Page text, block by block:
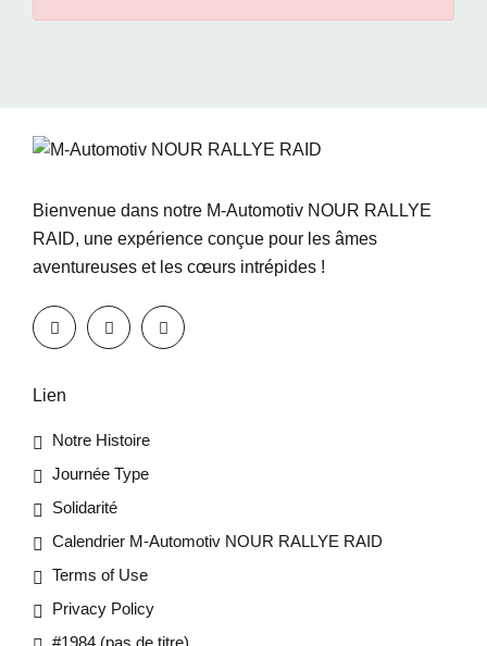
Bienvenue dans notre M-Automotiv NOUR RALLYE
RAID, une expérience conçue pour les âmes
aventureuses et les cœurs intrépides !
Lien
Notre Histoire
Journée Type
Solidarité
Calendrier M-Automotiv NOUR RALLYE RAID
Terms of Use
Privacy Policy
#1984 (pas de titre)